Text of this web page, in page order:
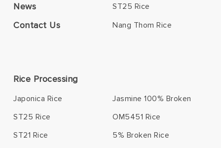
News
Contact Us
ST25 Rice
Nang Thom Rice
Rice Processing
Japonica Rice
ST25 Rice
ST21 Rice
Jasmine 100% Broken
OM5451 Rice
5% Broken Rice